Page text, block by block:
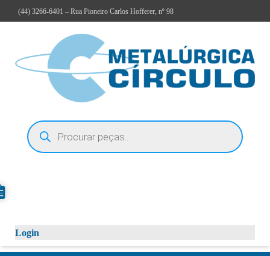
(44) 3266-6401 – Rua Pioneiro Carlos Hofferer, nº 98
Login